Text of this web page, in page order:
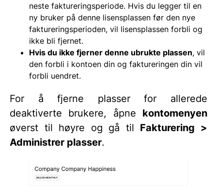
neste faktureringsperiode. Hvis du legger til en
ny bruker på denne lisensplassen før den nye
faktureringsperioden, vil lisensplassen forbli og
ikke bli fjernet.
Hvis du ikke fjerner denne ubrukte plassen, vil
den forbli i kontoen din og faktureringen din vil
forbli uendret.
For å fjerne plasser for allerede
deaktiverte brukere, åpne kontomenyen
øverst til høyre og gå til Fakturering >
Administrer plasser.